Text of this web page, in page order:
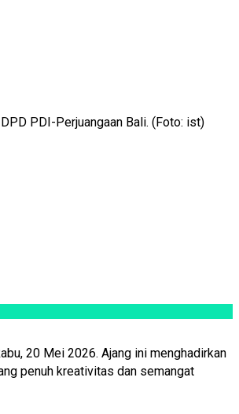
PDI-Perjuangaan Bali. (Foto: ist)
20 Mei 2026. Ajang ini menghadirkan
penuh kreativitas dan semangat